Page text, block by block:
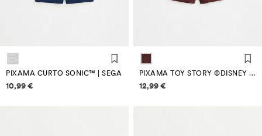
PIXAMA CURTO SONIC™ | SEGA
Información de prezos
10,99 €
PIXAMA TOY STORY ©DISNEY CURTO
Información de prezos
12,99 €